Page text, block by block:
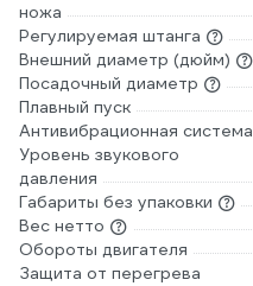
ножа
Регулируемая штанга
Внешний диаметр (дюйм)
Посадочный диаметр
Плавный пуск
Антивибрационная система
Уровень звукового
давления
Габариты без упаковки
Вес нетто
Обороты двигателя
Защита от перегрева